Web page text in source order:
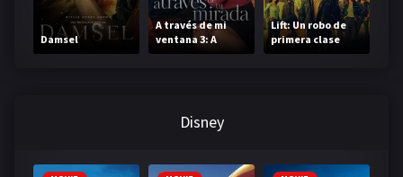
Damsel
A través de mi
ventana 3: A
través de tu
Lift: Un robo de
primera clase
Disney